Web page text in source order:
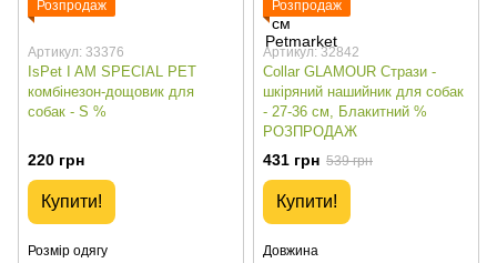
Розпродаж
Артикул: 33376
IsPet I AM SPECIAL PET
комбінезон-дощовик для
собак - S %
220 грн
Купити!
Розмір одягу
Розпродаж
Артикул: 32842
Collar GLAMOUR Стрази -
шкіряний нашийник для собак
- 27-36 см, Блакитний %
РОЗПРОДАЖ
431 грн 539 грн
Купити!
Довжина